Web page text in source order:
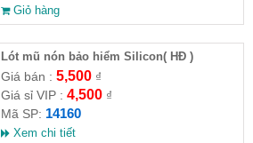
Giỏ hàng
Lót mũ nón bảo hiểm Silicon( HĐ )
Giá bán : 5,500₫
Giá sỉ VIP : 4,500₫
Mã SP: 14160
Xem chi tiết